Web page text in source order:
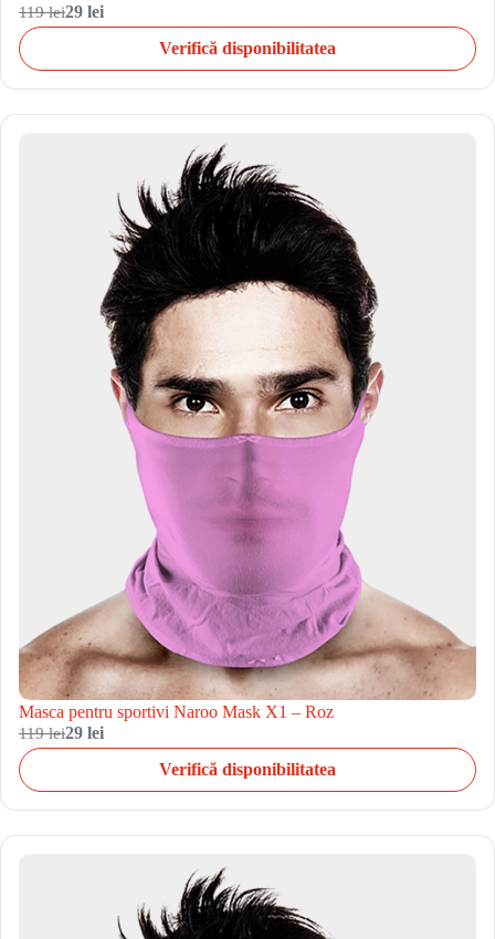
119 lei29 lei
Verifică disponibilitatea
Masca pentru sportivi Naroo Mask X1 – Roz
119 lei29 lei
Verifică disponibilitatea